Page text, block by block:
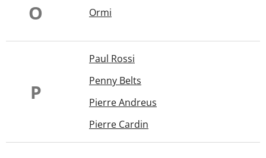
O Ormi
P
Paul Rossi
Penny Belts
Pierre Andreus
Pierre Cardin